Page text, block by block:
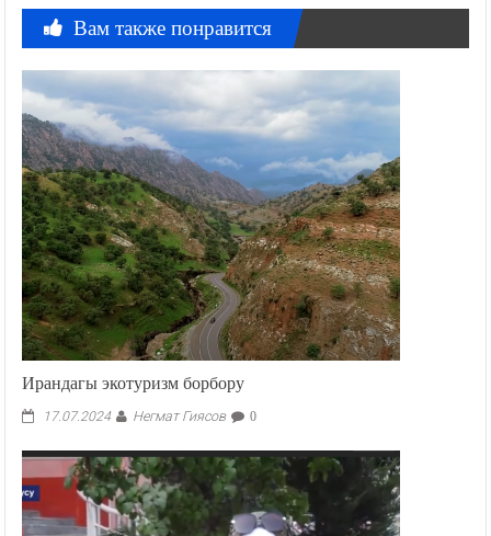
Вам также понравится
Ирандагы экотуризм борбору
17.07.2024 Негмат Гиясов 0